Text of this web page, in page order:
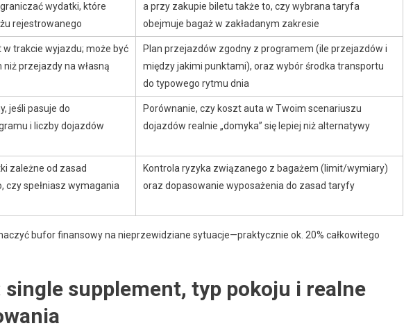
wydatki, które
rejestrowanego
a przy zakupie biletu także to, czy wybrana taryfa
obejmuje bagaż w zakładanym zakresie
trakcie wyjazdu; może być
przejazdy na własną
Plan przejazdów zgodny z programem (ile przejazdów i
między jakimi punktami), oraz wybór środka transportu
do typowego rytmu dnia
jeśli pasuje do
i liczby dojazdów
Porównanie, czy koszt auta w Twoim scenariuszu
dojazdów realnie „domyka” się lepiej niż alternatywy
zależne od zasad
czy spełniasz wymagania
Kontrola ryzyka związanego z bagażem (limit/wymiary)
oraz dopasowanie wyposażenia do zasad taryfy
bufor finansowy na nieprzewidziane sytuacje—praktycznie ok. 20% całkowitego
single supplement, typ pokoju i realne